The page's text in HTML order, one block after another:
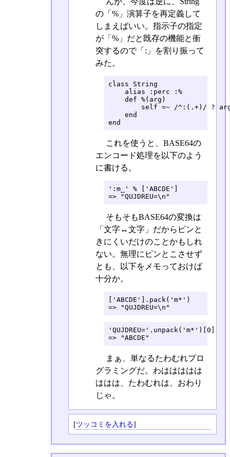
の「%」演算子を再定義して
しまえばいい。指示子の指定
が「%」だと既存の機能と衝
突するので「:」を割り振って
みた。
class String
    alias :perc :%
    def %(arg)
self =~ /^:(.+)/ ?
    end
end
これを使うと、BASE64の
エンコード処理を以下のよう
に書ける。
':m_' % ['ABCDE']
=> "QUJDREU=\n"
そもそもBASE64の変換は
「文字↔文字」だからピンと
きにくいだけのことかもしれ
ない。無理にピンとこさせず
とも、以下をメモっておけば
十分か。
['ABCDE'].pack('m*')
=> "QUJDREU=\n"
'QUJDREU='.unpack('m*')[0]
=> "ABCDE"
まぁ、単なるたわむれプロ
グラミングだ。わははははは
ははは、たわむれは、おわり
じゃ。
[ツッコミを入れる]